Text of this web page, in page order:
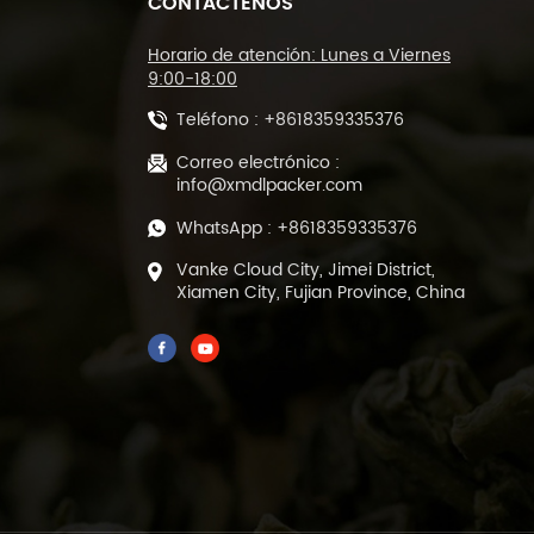
Máquina cortadora de
máquina
450L y DL-BSB-4020
de corte y sellado
térmico de película
POF DL-450L
Máquina empacadora
de llenado y sellado
de té verde de hojas
Horario de atención: Lunes a Viernes
9:00-18:00
Teléfono : +8618359335376
Correo electrónico :
info@xmdlpacker.com
WhatsApp : +8618359335376
Vanke Cloud City, Jimei District,
Xiamen City, Fujian Province, China